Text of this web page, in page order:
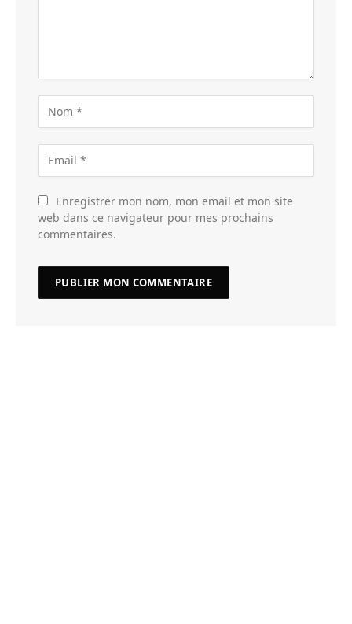
Enregistrer mon nom, mon email et mon site
web dans ce navigateur pour mes prochains
commentaires.